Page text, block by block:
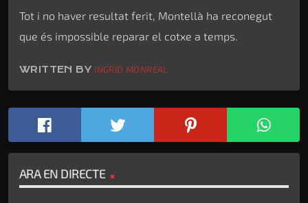
Tot i no haver resultat ferit, Montellà ha reconegut
que és impossible reparar el cotxe a temps.
WRITTEN BYINGRID MONREAL
ARA EN DIRECTE